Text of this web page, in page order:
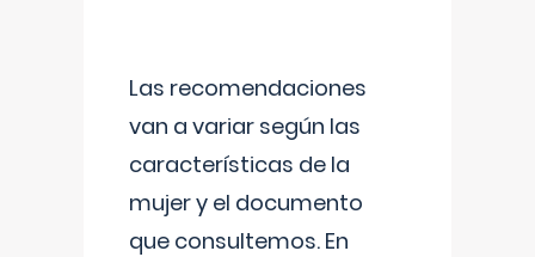
Las recomendaciones
van a variar según las
características de la
mujer y el documento
que consultemos. En